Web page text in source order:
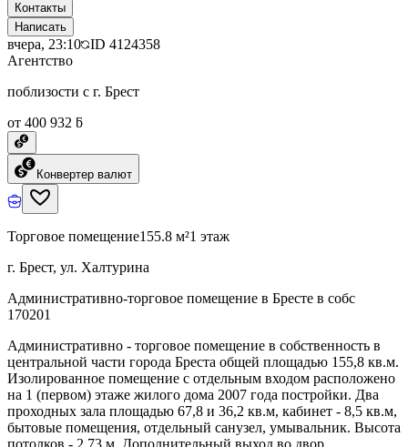
Контакты
Написать
вчера, 23:10 ID 4124358
Агентство
поблизости с г. Брест
от 400 932 ƃ
Конвертер валют
Торговое помещение155.8 м²1 этаж
г. Брест, ул. Халтурина
Административно-торговое помещение в Бресте в собс
170201
Административно - торговое помещение в собственность в
центральной части города Бреста общей площадью 155,8 кв.м.
Изолированное помещение с отдельным входом расположено
на 1 (первом) этаже жилого дома 2007 года постройки. Два
проходных зала площадью 67,8 и 36,2 кв.м, кабинет - 8,5 кв.м,
бытовые помещения, отдельный санузел, умывальник. Высота
потолков - 2,73 м. Дополнительный выход во двор.